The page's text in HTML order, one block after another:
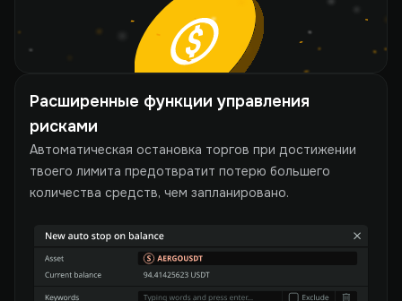
Расширенные функции управления
рисками
Автоматическая остановка торгов при достижении
твоего лимита предотвратит потерю большего
количества средств, чем запланировано.